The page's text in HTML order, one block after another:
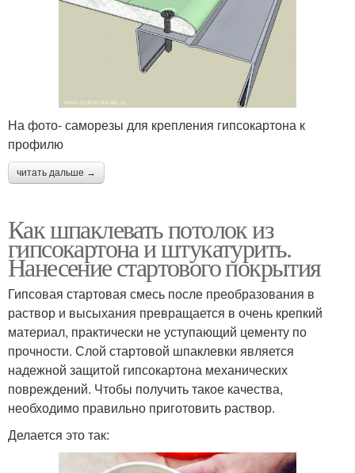
На фото- саморезы для крепления гипсокартона к
профилю
читать дальше →
Как шпаклевать потолок из
гипсокартона и штукатурить.
Нанесение стартового покрытия
Гипсовая стартовая смесь после преобразования в
раствор и высыхания превращается в очень крепкий
материал, практически не уступающий цементу по
прочности. Слой стартовой шпаклевки является
надежной защитой гипсокартона механических
повреждений. Чтобы получить такое качества,
необходимо правильно приготовить раствор.
Делается это так: